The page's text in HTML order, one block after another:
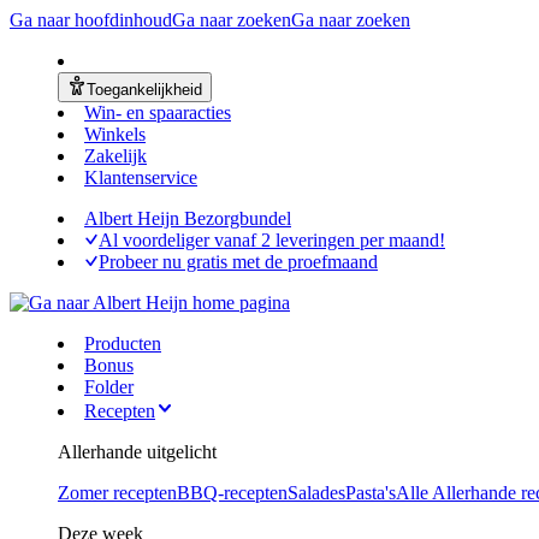
Ga naar hoofdinhoudGa naar zoekenGa naar zoeken
Toegankelijkheid
Win- en spaaracties
Winkels
Zakelijk
Klantenservice
Albert Heijn Bezorgbundel
Al voordeliger vanaf 2 leveringen per maand!
Probeer nu gratis met de proefmaand
Producten
Bonus
Folder
Recepten
Allerhande uitgelicht
Zomer receptenBBQ-receptenSaladesPasta'sAlle Allerhande
Deze week